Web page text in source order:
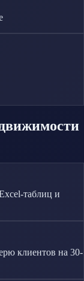
таблиц и
клиентов на 30-